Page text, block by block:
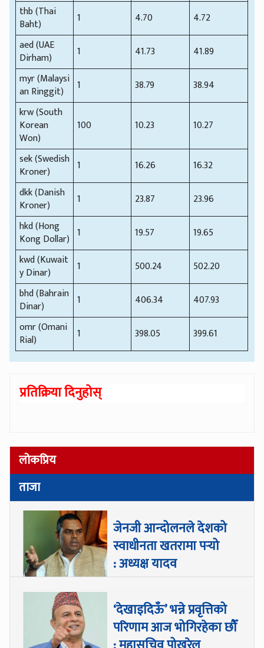
thb (Thai
Baht)
1 4.70
4.72
aed (UAE
Dirham)
1 41.73
41.89
myr (Malaysi
an Ringgit)
1 38.79
38.94
krw (South
Korean
Won)
100 10.23 10.27
sek (Swedish
Kroner)
1 16.26
16.32
dkk (Danish
Kroner)
1 23.87
23.96
hkd (Hong
Kong Dollar) 1 19.57
19.65
kwd (Kuwait
y Dinar)
1 500.24
502.20
bhd (Bahrain
Dinar)
1 406.34
407.93
omr (Omani
Rial)
1 398.05 399.61
प्रतिक्रिया दिनुहोस्
लोकप्रिय
ताजा
जेनजी आन्दोलनले देशको
स्वाधीनता खतरामा पर्‍यो
: अध्यक्ष यादव
‘देखाइदिऊँ’ भन्ने प्रवृत्तिको
परिणाम आज भोगिरहेका छौँ